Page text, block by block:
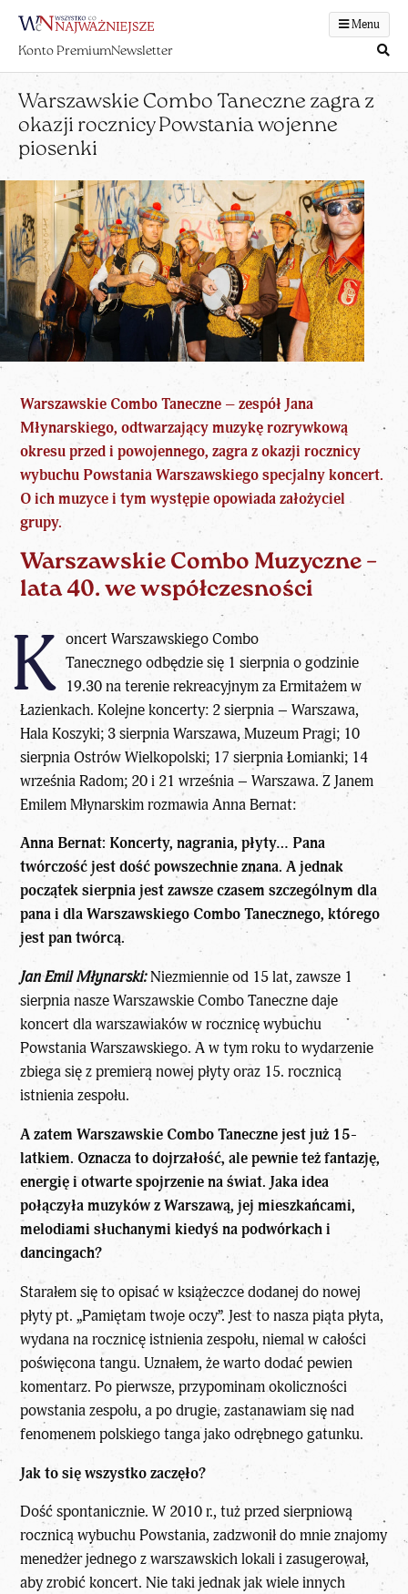
Menu
Konto PremiumNewsletter
Warszawskie Combo Taneczne zagra z
okazji rocznicy Powstania wojenne
piosenki
Warszawskie Combo Taneczne – zespół Jana
Młynarskiego, odtwarzający muzykę rozrywkową
okresu przed i powojennego, zagra z okazji rocznicy
wybuchu Powstania Warszawskiego specjalny koncert.
O ich muzyce i tym występie opowiada założyciel
grupy.
Warszawskie Combo Muzyczne –
lata 40. we współczesności
K oncertWarszawskiego Combo
Tanecznegoodbędzie się 1 sierpnia o godzinie
19.30 na terenie rekreacyjnym za Ermitażem w
Łazienkach. Kolejne koncerty: 2 sierpnia – Warszawa,
Hala Koszyki; 3 sierpnia Warszawa, Muzeum Pragi; 10
sierpnia Ostrów Wielkopolski; 17 sierpnia Łomianki; 14
września Radom; 20 i 21 września – Warszawa. Z Janem
Emilem Młynarskim rozmawia Anna Bernat:
Anna Bernat: Koncerty, nagrania, płyty… Pana
twórczość jest dość powszechnie znana. A jednak
początek sierpnia jest zawsze czasem szczególnym dla
pana i dla Warszawskiego Combo Tanecznego, którego
jest pan twórcą.
Jan Emil Młynarski:Niezmiennie od 15 lat, zawsze 1
sierpnia nasze Warszawskie Combo Taneczne daje
koncert dla warszawiaków w rocznicę wybuchu
Powstania Warszawskiego. A w tym roku to wydarzenie
zbiega się z premierą nowej płyty oraz 15. rocznicą
istnienia zespołu.
A zatem Warszawskie Combo Taneczne jest już 15-
latkiem. Oznacza to dojrzałość, ale pewnie też fantazję,
energię i otwarte spojrzenie na świat. Jaka idea
połączyła muzyków z Warszawą, jej mieszkańcami,
melodiami słuchanymi kiedyś na podwórkach i
dancingach?
Starałem się to opisać w książeczce dodanej do nowej
płyty pt. „Pamiętam twoje oczy”. Jest to nasza piąta płyta,
wydana na rocznicę istnienia zespołu, niemal w całości
poświęcona tangu. Uznałem, że warto dodać pewien
komentarz. Po pierwsze, przypominam okoliczności
powstania zespołu, a po drugie, zastanawiam się nad
fenomenem polskiego tanga jako odrębnego gatunku.
Jak to się wszystko zaczęło?
Dość spontanicznie. W 2010 r., tuż przed sierpniową
rocznicą wybuchu Powstania, zadzwonił do mnie znajomy
menedżer jednego z warszawskich lokali i zasugerował,
aby zrobić koncert. Nie taki jednak jak wiele innych